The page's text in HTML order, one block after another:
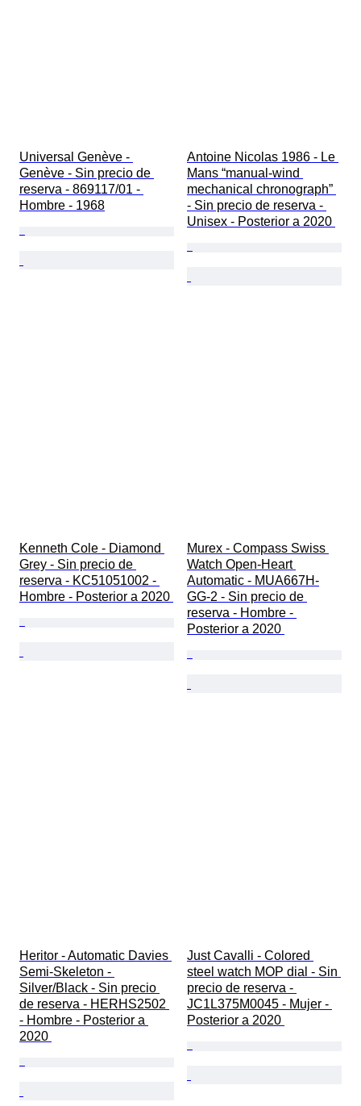
Universal Genève -
Genève - Sin precio de
reserva - 869117/01 -
Hombre - 1968
Antoine Nicolas 1986 - Le
Mans “manual-wind
mechanical chronograph”
- Sin precio de reserva -
Unisex - Posterior a 2020
Kenneth Cole - Diamond
Grey - Sin precio de
reserva - KC51051002 -
Hombre - Posterior a 2020
Murex - Compass Swiss
Watch Open-Heart
Automatic - MUA667H-
GG-2 - Sin precio de
reserva - Hombre -
Posterior a 2020
Heritor - Automatic Davies
Semi-Skeleton -
Silver/Black - Sin precio
de reserva - HERHS2502
- Hombre - Posterior a
2020
Just Cavalli - Colored
steel watch MOP dial - Sin
precio de reserva -
JC1L375M0045 - Mujer -
Posterior a 2020